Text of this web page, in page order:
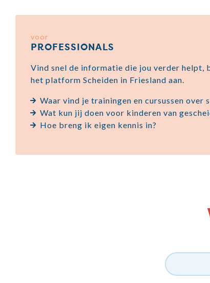
voor
PROFESSIONALS
Vind snel de informatie die jou verder helpt,
het platform Scheiden in Friesland aan.
Waar vind je trainingen en cursussen over
Wat kun jij doen voor kinderen van
Hoe breng ik eigen kennis in?